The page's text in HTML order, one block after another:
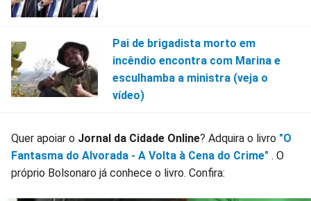
Pai de brigadista morto em
incêndio encontra com Marina e
esculhamba a ministra (veja o
vídeo)
Quer apoiar o Jornal da Cidade Online? Adquira o livro "O
Fantasma do Alvorada - A Volta à Cena do Crime" . O
próprio Bolsonaro já conhece o livro. Confira: